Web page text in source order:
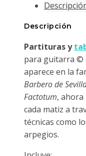
Figaro
de
Barbero
de
Sevilla
(Largo
al
Factotum)
para
guitarra
Descripción
Partituras y
para guitarra ©
aparece en la
Barbero de
Factotum,
cada matiz a
técnicas como
arpegios.